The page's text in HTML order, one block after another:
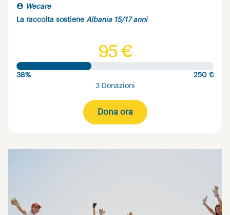
Wecare
La raccolta sostiene Albania 15/17 anni
95 €
38%
250 €
3 Donazioni
Dona ora